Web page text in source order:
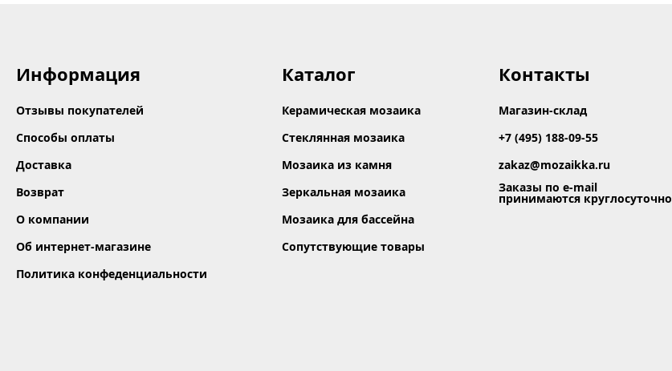
Информация
Отзывы покупателей
Способы оплаты
Доставка
Возврат
О компании
Об интернет-магазине
Политика конфеденциальности
Каталог
Керамическая мозаика
Стеклянная мозаика
Мозаика из камня
Зеркальная мозаика
Мозаика для бассейна
Сопутствующие товары
Контакты
Магазин-склад
+7 (495) 188-09-55
zakaz@mozaikka.ru
Заказы по e-mail
принимаются круглосуточно